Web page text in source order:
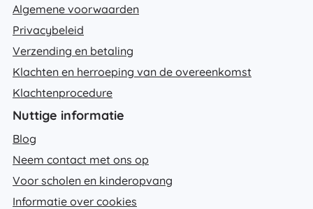
Algemene voorwaarden
Privacybeleid
Verzending en betaling
Klachten en herroeping van de overeenkomst
Klachtenprocedure
Nuttige informatie
Blog
Neem contact met ons op
Voor scholen en kinderopvang
Informatie over cookies